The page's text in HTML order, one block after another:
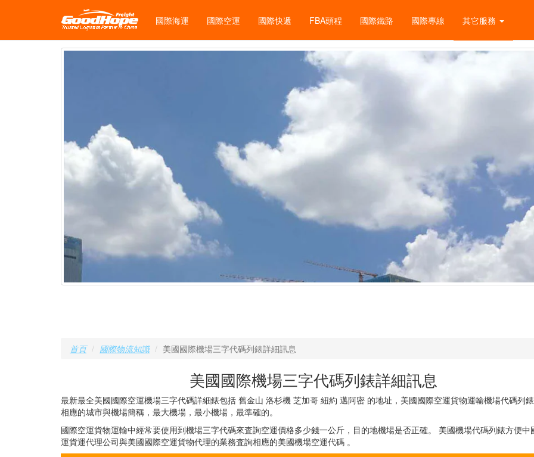
國際海運 國際空運 國際快遞 FBA頭程 國際鐵路 國際專線 其它服務
首頁 國際物流知識 美國國際機場三字代碼列錶詳細訊息
美國國際機場三字代碼列錶詳細訊息
最新最全美國國際空運機場三字代碼詳細錶包括 舊金山 洛杉機 芝加哥 紐約 邁阿密 的地址，美國國際空運貨物運輸機場代碼列
相應的城市與機場簡稱，最大機場，最小機場，最準確的。
國際空運貨物運輸中經常要使用到機場三字代碼來査詢空運價格多少錢一公斤，目的地機場是否正確。 美國機場代碼列錶方便中
運貨運代理公司與美國國際空運貨物代理的業務査詢相應的美國機場空運代碼 。